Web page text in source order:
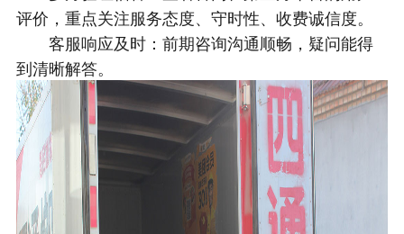
评价，重点关注服务态度、守时性、收费诚信度。
客服响应及时：前期咨询沟通顺畅，疑问能得
到清晰解答。